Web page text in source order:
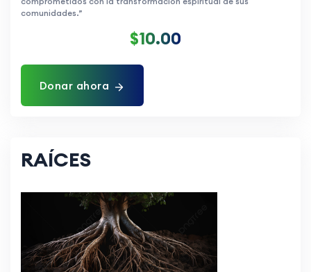
comunidades.”
$10.00
Donar ahora
RAÍCES